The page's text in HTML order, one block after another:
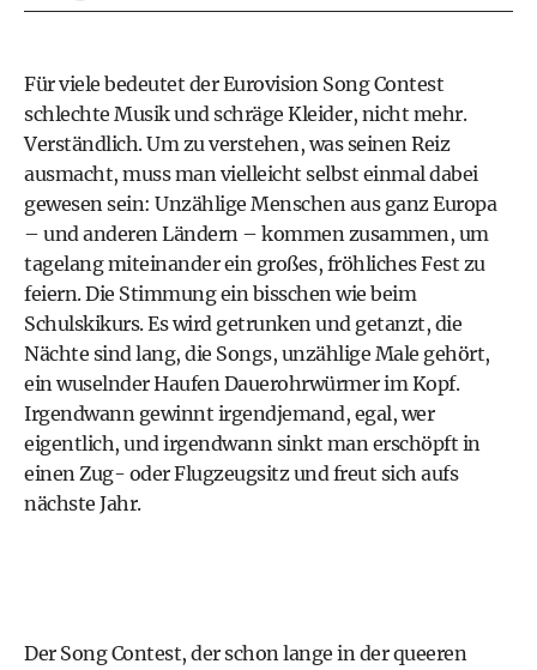
Für viele bedeutet derEurovision Song Contest
schlechte Musik und schräge Kleider, nicht mehr.
Verständlich. Um zu verstehen, was seinen Reiz
ausmacht, muss man vielleicht selbst einmal dabei
gewesen sein: Unzählige Menschen aus ganz Europa
– und anderen Ländern – kommen zusammen, um
tagelang miteinander ein großes, fröhliches Fest zu
feiern. Die Stimmung ein bisschen wie beim
Schulskikurs. Es wird getrunken und getanzt, die
Nächte sind lang, die Songs, unzählige Male gehört,
ein wuselnder Haufen Dauerohrwürmer im Kopf.
Irgendwann gewinnt irgendjemand, egal, wer
eigentlich, und irgendwann sinkt man erschöpft in
einen Zug- oder Flugzeugsitz und freut sich aufs
nächste Jahr.
Der Song Contest, der schon lange in der queeren